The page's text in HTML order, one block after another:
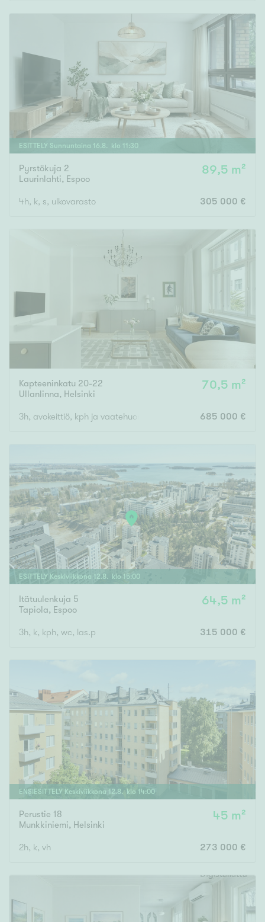
Rakennusvuosi
Uudiskohteet
Vain uudiskohteet Ei uudiskohteita
Arvokohteet
Vain arvokohteet Ei arvokohteita
Ominaisuudet
Hissi
Järvi- tai merinäköala
Maalämpö
Oma ranta
Oma sauna
Senioriasunto
ESITTELY Sunnuntaina 16.8. klo 11 :30
Pyrstökuja 2
Laurinlahti, Espoo
89,5 m²
4h, k, s, ulkovarasto 305 000 €
Kapteeninkatu 20-22
Ullanlinna, Helsinki
70,5 m²
3h, avokeittiö, kph ja vaatehuone 685 000 €
ESITTELY Keskiviikkona 12.8. klo 15:00
Itätuulenkuja 5
Tapiola, Espoo
64,5 m²
3h, k, kph, wc, las.p 315 000 €
ENSIESITTELY Keskiviikkona 12.8. klo 14:00
Perustie 18
Munkkiniemi, Helsinki
45 m²
2h, k, vh 273 000 €